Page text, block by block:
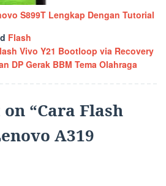
S899T Lengkap Dengan Tutorial
Flash
Vivo Y21 Bootloop via Recovery
DP Gerak BBM Tema Olahraga
“Cara Flash
A319